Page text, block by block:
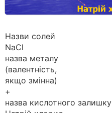
Назви солей
NaCl
назва металу
(валентність,
якщо змінна)
+
назва кислотного залишку